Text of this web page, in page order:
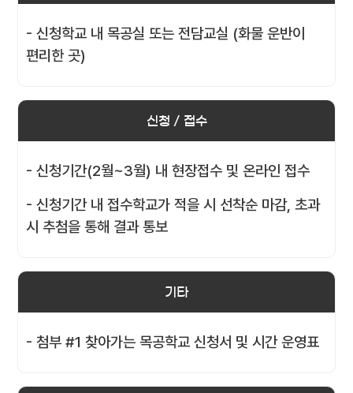
- 신청학교 내 목공실 또는 전담교실 (화물 운반이
편리한 곳)
신청 / 접수
- 신청기간(2월~3월) 내 현장접수 및 온라인 접수
- 신청기간 내 접수학교가 적을 시 선착순 마감, 초과
시 추첨을 통해 결과 통보
기타
- 첨부 #1 찾아가는 목공학교 신청서 및 시간 운영표